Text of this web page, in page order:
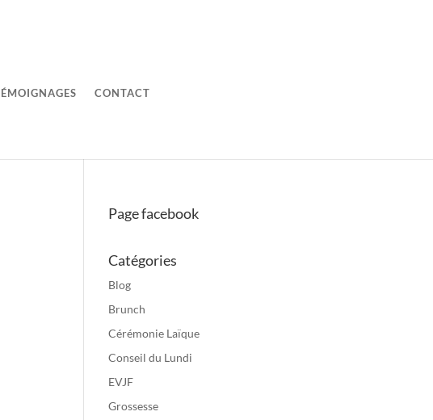
CONTACT
Page facebook
Catégories
Blog
Brunch
Cérémonie Laïque
Conseil du Lundi
EVJF
Grossesse